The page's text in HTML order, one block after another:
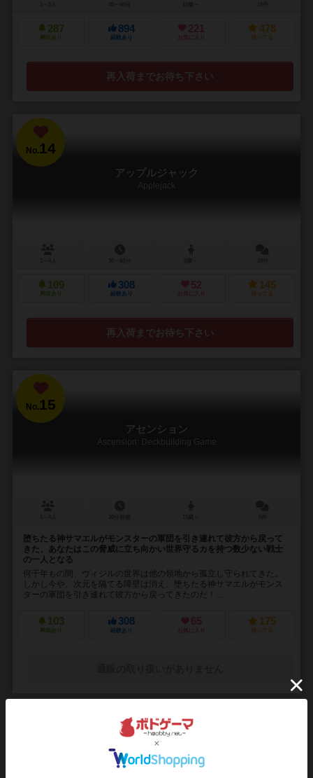
287
興味あり
894
経験あり
221
お気に入り
478
持ってる
再入荷までお待ち下さい
No.14
アップルジャック
Applejack
109
興味あり
308
経験あり
52
お気に入り
145
持ってる
再入荷までお待ち下さい
No.15
アセンション
Ascension: Deckbuilding Game
堕ちたる神サマエルがモンスターの軍団を引き連れて彼方から戻って
きた、あなたはこの脅威に立ち向かい世界守るカを持つ数少ない戦士
の一人となる
何干年もの間、ヴィジルの世界は他の領地から孤立し守られてきた。
しかし今や、次元を隔てる障壁は消え、堕ちたる神サマエルがモンス
ターの軍団を引き連れて彼方から戻ってきたのだ！...
103
興味あり
308
経験あり
65
お気に入り
175
持ってる
ナンバーナイン